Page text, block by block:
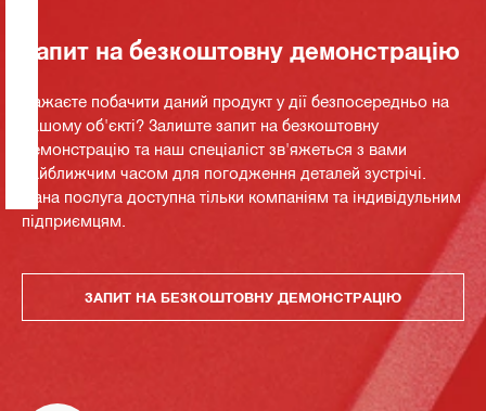
Запит на безкоштовну демонстрацію
Бажаєте побачити даний продукт у дії безпосередньо на
вашому об'єкті? Залиште запит на безкоштовну
демонстрацію та наш спеціаліст зв'яжеться з вами
найближчим часом для погодження деталей зустрічі.
Дана послуга доступна тільки компаніям та індивідульним
підприємцям.
ЗАПИТ НА БЕЗКОШТОВНУ ДЕМОНСТРАЦІЮ